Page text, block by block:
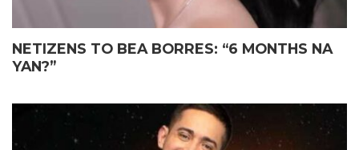
NETIZENS TO BEA BORRES: “6 MONTHS NA
YAN?”